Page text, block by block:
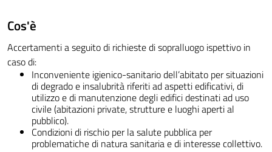
Cos'è
Accertamenti a seguito di richieste di sopralluogo ispettivo in
caso di:
Inconveniente igienico-sanitario dell’abitato per situazioni
di degrado e insalubrità riferiti ad aspetti edificativi, di
utilizzo e di manutenzione degli edifici destinati ad uso
civile (abitazioni private, strutture e luoghi aperti al
pubblico).
Condizioni di rischio per la salute pubblica per
problematiche di natura sanitaria e di interesse collettivo.